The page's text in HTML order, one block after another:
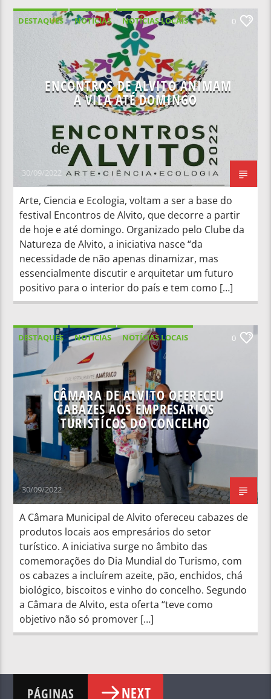
DESTAQUES NOTICIAS
NOTÍCIAS LOCAIS
0
ENCONTROS DE ALVITO ANIMAM
A VILA ATÉ DOMINGO
30/09/2022
Arte, Ciencia e Ecologia, voltam a ser a base do
festival Encontros de Alvito, que decorre a partir
de hoje e até domingo. Organizado pelo Clube da
Natureza de Alvito, a iniciativa nasce “da
necessidade de não apenas dinamizar, mas
essencialmente discutir e arquitetar um futuro
positivo para o interior do país e tem como […]
DESTAQUES NOTICIAS
NOTÍCIAS LOCAIS
NOTÍCIAS NACIONAIS
0
CÂMARA DE ALVITO OFERECEU
CABAZES AOS EMPRESÁRIOS
TURISTÍCOS DO CONCELHO
30/09/2022
A Câmara Municipal de Alvito ofereceu cabazes de
produtos locais aos empresários do setor
turístico. A iniciativa surge no âmbito das
comemorações do Dia Mundial do Turismo, com
os cabazes a incluírem azeite, pão, enchidos, chá
biológico, biscoitos e vinho do concelho. Segundo
a Câmara de Alvito, esta oferta “teve como
objetivo não só promover […]
PÁGINAS NEXT